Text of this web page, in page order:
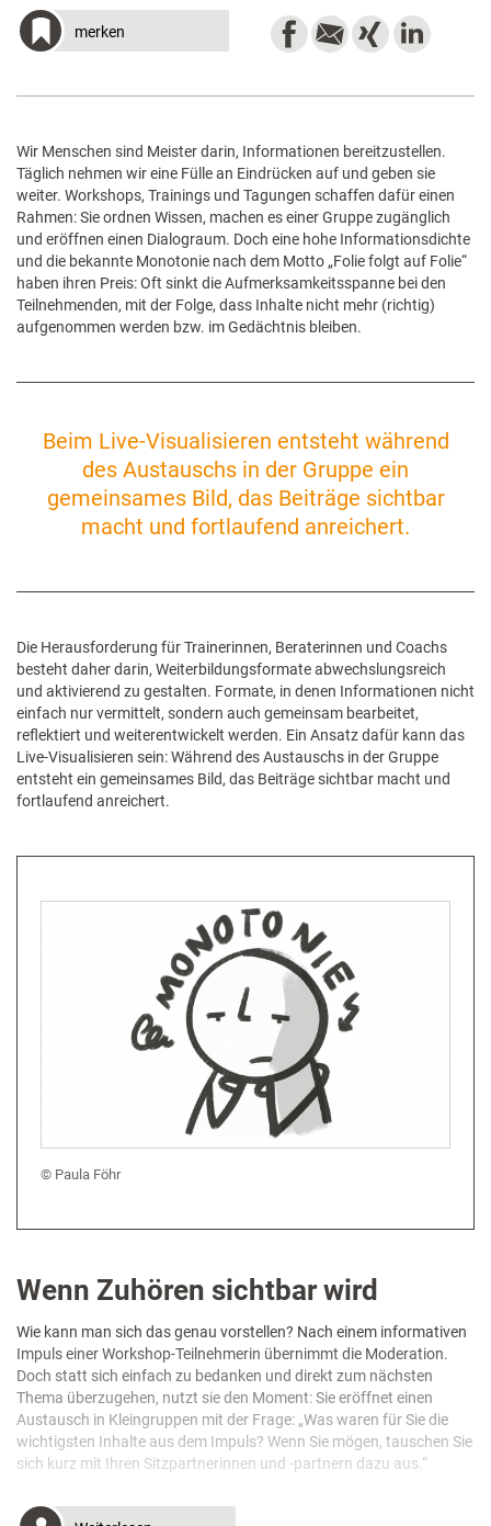
merken
Wir Menschen sind Meister darin, Informationen bereitzustellen.
Täglich nehmen wir eine Fülle an Eindrücken auf und geben sie
weiter. Workshops, Trainings und Tagungen schaffen dafür einen
Rahmen: Sie ordnen Wissen, machen es einer Gruppe zugänglich
und eröffnen einen Dialograum. Doch eine hohe Informationsdichte
und die bekannte Monotonie nach dem Motto „Folie folgt auf Folie“
haben ihren Preis: Oft sinkt die Aufmerksamkeitsspanne bei den
Teilnehmenden, mit der Folge, dass Inhalte nicht mehr (richtig)
aufgenommen werden bzw. im Gedächtnis bleiben.
Beim Live-Visualisieren entsteht während
des Austauschs in der Gruppe ein
gemeinsames Bild, das Beiträge sichtbar
macht und fortlaufend anreichert.
Die Herausforderung für Trainerinnen, Beraterinnen und Coachs
besteht daher darin, Weiterbildungsformate abwechslungsreich
und aktivierend zu gestalten. Formate, in denen Informationen nicht
einfach nur vermittelt, sondern auch gemeinsam bearbeitet,
reflektiert und weiterentwickelt werden. Ein Ansatz dafür kann das
Live-Visualisieren sein: Während des Austauschs in der Gruppe
entsteht ein gemeinsames Bild, das Beiträge sichtbar macht und
fortlaufend anreichert.
Paula Föhr
Wenn Zuhören sichtbar wird
Wie kann man sich das genau vorstellen? Nach einem informativen
Impuls einer Workshop-Teilnehmerin übernimmt die Moderation.
Doch statt sich einfach zu bedanken und direkt zum nächsten
Thema überzugehen, nutzt sie den Moment: Sie eröffnet einen
Austausch in Kleingruppen mit der Frage: „Was waren für Sie die
wichtigsten Inhalte aus dem Impuls? Wenn Sie mögen, tauschen Sie
sich kurz mit Ihren Sitzpartnerinnen und -partnern dazu aus.“